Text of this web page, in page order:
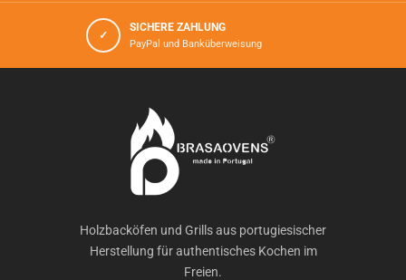
✓
SICHERE ZAHLUNG
PayPal und Banküberweisung
Holzbacköfen und Grills aus portugiesischer
Herstellung für authentisches Kochen im
Freien.